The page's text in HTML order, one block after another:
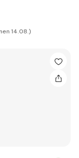
14.08.)